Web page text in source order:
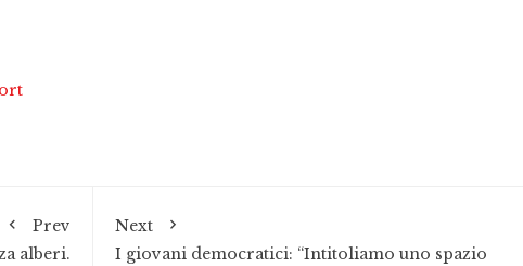
Prev
alberi.
Next
I giovani democratici: “Intitoliamo uno spazio